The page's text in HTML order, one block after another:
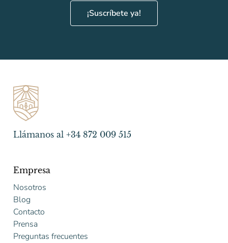
¡Suscríbete ya!
Llámanos al +34 872 009 515
Empresa
Nosotros
Blog
Contacto
Prensa
Preguntas frecuentes